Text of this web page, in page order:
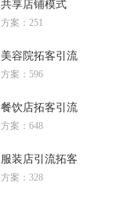
共享店铺模式
方案：251
美容院拓客引流
方案：596
餐饮店拓客引流
方案：648
服装店引流拓客
方案：328